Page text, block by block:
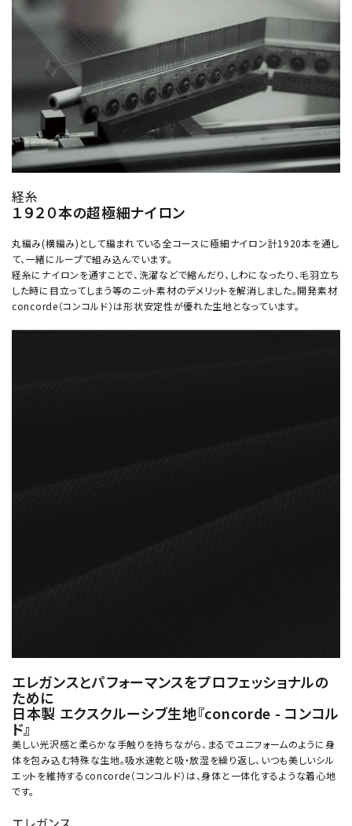
経糸
１９２０本の超極細ナイロン
丸編み(横編み)として編まれている全コースに極細ナイロン計1920本を通し
て、一緒にループで組み込んでいます。
経糸にナイロンを通すことで、洗濯などで縮んだり、しわになったり、毛羽立ち
した時に目立ってしまう等のニット素材のデメリットを解消しました。開発素材
concorde（コンコルド）は形状安定性が優れた生地となっています。
エレガンスとパフォーマンスをプロフェッショナルの
ために
日本製 エクスクルーシブ生地『concorde - コンコル
ド』
美しい光沢感と柔らかな手触りを持ちながら、まるでユニフォームのように身
体を包み込む特殊な生地。吸水速乾と吸・放湿を繰り返し、いつも美しいシル
エットを維持するconcorde（コンコルド）は、身体と一体化するような着心地
です。